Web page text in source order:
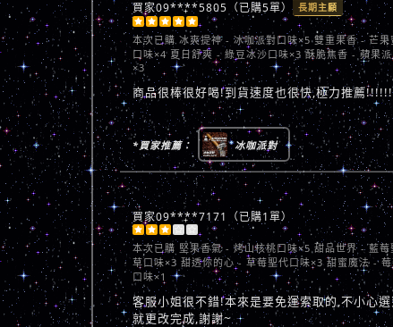
買家09****5805（已購5單） 長期主顧
    
本次已購 冰爽提神 - 冰咖派對口味×5 雙重果香 - 芒
口味×4 夏日舒爽 - 綠豆冰沙口味×3 酥脆焦香 - 蘋果
×3
商品很棒很好喝!到貨速度也很快,極力推薦
*買家推薦： 冰咖派對
買家09****7171（已購1單）
    
本次已購 堅果香氣 - 烤山核桃口味×5 甜品世界 - 藍
草口味×3 甜透你的心 - 草莓聖代口味×3 甜蜜魔法 -
口味×1
客服小姐很不錯!本來是要免運索取的,不小心
就更改完成,謝謝~